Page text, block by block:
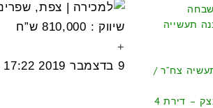
9 בדצמבר 2019 17:22
למכירה
צפת,
שפרינצק
תעשייה
צח”ר /
למכירה | צפת, שפרינצק – דירת 4